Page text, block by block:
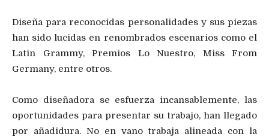
Diseña para reconocidas personalidades y sus piezas
han sido lucidas en renombrados escenarios como el
Latin Grammy, Premios Lo Nuestro, Miss From
Germany, entre otros.
Como diseñadora se esfuerza incansablemente, las
oportunidades para presentar su trabajo, han llegado
por añadidura. No en vano trabaja alineada con la